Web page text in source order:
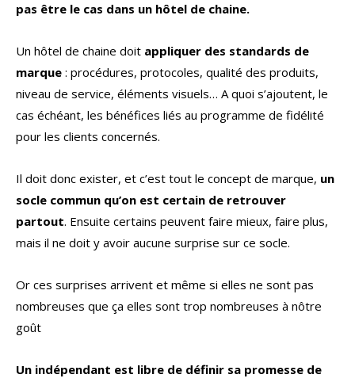
pas être le cas dans un hôtel de chaine.
Un hôtel de chaine doit appliquer des standards de
marque : procédures, protocoles, qualité des produits,
niveau de service, éléments visuels… A quoi s’ajoutent, le
cas échéant, les bénéfices liés au programme de fidélité
pour les clients concernés.
Il doit donc exister, et c’est tout le concept de marque, un
socle commun qu’on est certain de retrouver
partout. Ensuite certains peuvent faire mieux, faire plus,
mais il ne doit y avoir aucune surprise sur ce socle.
Or ces surprises arrivent et même si elles ne sont pas
nombreuses que ça elles sont trop nombreuses à nôtre
goût
Un indépendant est libre de définir sa promesse de